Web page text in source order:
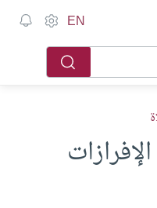
EN